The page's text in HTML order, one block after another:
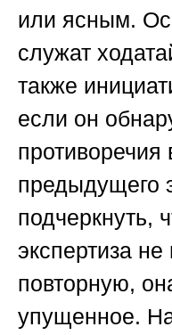
или ясным.
служат
также
если он
противоречия
предыдущего
подчеркнуть,
экспертиза
повторную,
упущенное.